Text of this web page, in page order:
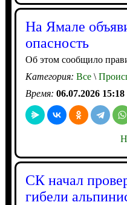
На Ямале
опасность
Об этом сообщило
Категория: Все\
Время: 06.07.2026 15:18
СК начал
гибели